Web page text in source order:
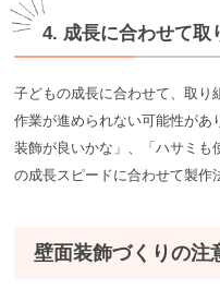
4. 成長に合わせて取
子どもの成長に合わせて、取り
作業が進められない可能性があ
装飾が良いかな」、「ハサミも
の成長スピードに合わせて製作
壁面装飾づくりの注